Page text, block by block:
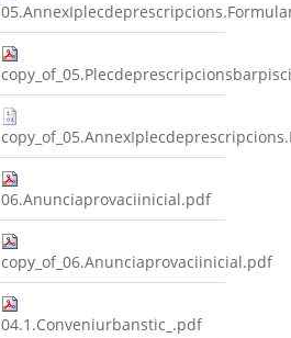
06.Anunciaprovaciinicial.pdf
copy_of_06.Anunciaprovaciinicial.pdf
04.1.Conveniurbanstic_.pdf